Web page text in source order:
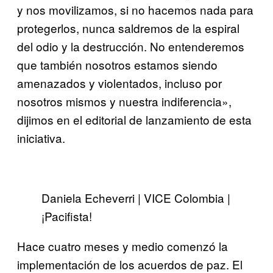
y nos movilizamos, si no hacemos nada para
protegerlos, nunca saldremos de la espiral
del odio y la destrucción. No entenderemos
que también nosotros estamos siendo
amenazados y violentados, incluso por
nosotros mismos y nuestra indiferencia»,
dijimos en el editorial de lanzamiento de esta
iniciativa.
Daniela Echeverri | VICE Colombia |
¡Pacifista!
Hace cuatro meses y medio comenzó la
implementación de los acuerdos de paz. El